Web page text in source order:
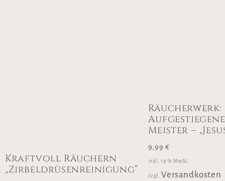
Kraftvoll Räuchern
„Zirbeldrüsenreinigung“
Räucherwerk:
Aufgestiegene
Meister –
9,99 €
inkl. 19 % MwSt.
zzgl. Versandkosten